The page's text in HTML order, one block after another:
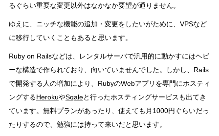
るぐらい重要な変更以外はなかなか要望が通りません。
ゆえに、ニッチな機能の追加・変更をしたいがために、VPSなど
に移行していくこともあると思います。
Ruby on Railsなどは、レンタルサーバで汎用的に動かすにはヘビ
ーな構造で作られており、向いていませんでした。しかし、Rails
で開発する人の増加により、RubyのWebアプリを専門にホスティ
ングするHerokuやSqaleと行ったホスティングサービスも出てき
ています。無料プランがあったり、使えても月1000円ぐらいだっ
たりするので、勉強には持って来いだと思います。